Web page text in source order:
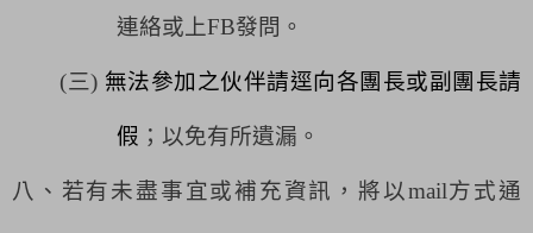
連絡或上FB發問。
(三) 無法參加之伙伴請逕向各團長或副團長請
假 ；以免有所遺漏。
八、若有未盡事宜或補充資訊，將以mail方式通